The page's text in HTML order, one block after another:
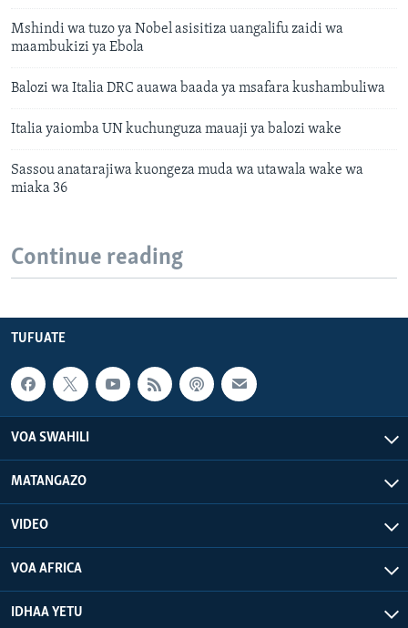
Mshindi wa tuzo ya Nobel asisitiza uangalifu zaidi wa
maambukizi ya Ebola
Balozi wa Italia DRC auawa baada ya msafara kushambuliwa
Italia yaiomba UN kuchunguza mauaji ya balozi wake
Sassou anatarajiwa kuongeza muda wa utawala wake wa
miaka 36
Continue reading
TUFUATE
VOA SWAHILI
MATANGAZO
VIDEO
VOA AFRICA
IDHAA YETU